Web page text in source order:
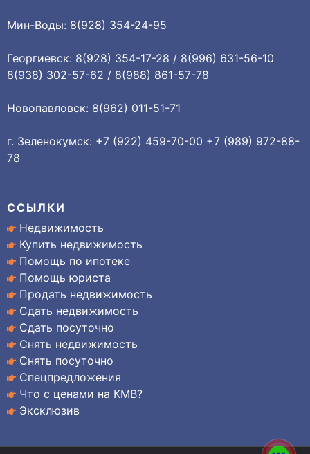
Мин-Воды: 8(928) 354-24-95
Георгиевск: 8(928) 354-17-28 / 8(996) 631-56-10
8(938) 302-57-62 / 8(988) 861-57-78
Новопавловск: 8(962) 011-51-71
г. Зеленокумск: +7 (922) 459-70-00 +7 (989) 972-88-
78
ССЫЛКИ
Недвижимость
Купить недвижимость
Помощь по ипотеке
Помощь юриста
Продать недвижимость
Сдать недвижимость
Сдать посуточно
Снять недвижимость
Снять посуточно
Спецпредложения
Что с ценами на КМВ?
Эксклюзив